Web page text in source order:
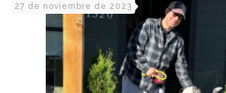
27 de noviembre de 2023